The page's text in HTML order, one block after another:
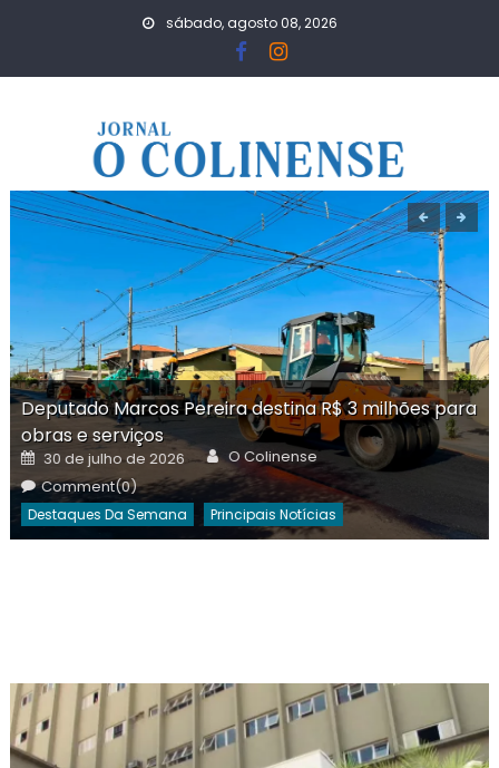
sábado, agosto 08, 2026
Deputado Marcos Pereira destina R$ 3 milhões para
obras e serviços
Posted
on
30 de julho de 2026 Author
O Colinense
Comment(0)
Destaques Da Semana Principais Notícias